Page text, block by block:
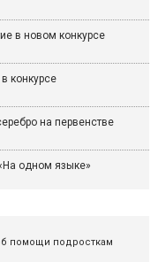
в новом конкурсе
конкурсе
на первенстве
одном языке»
помощи подросткам